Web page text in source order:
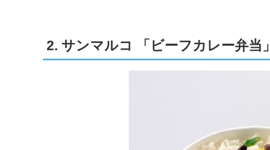
2. サンマルコ 「ビーフカレー弁当」